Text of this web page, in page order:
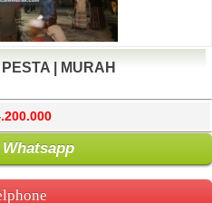
| MURAH